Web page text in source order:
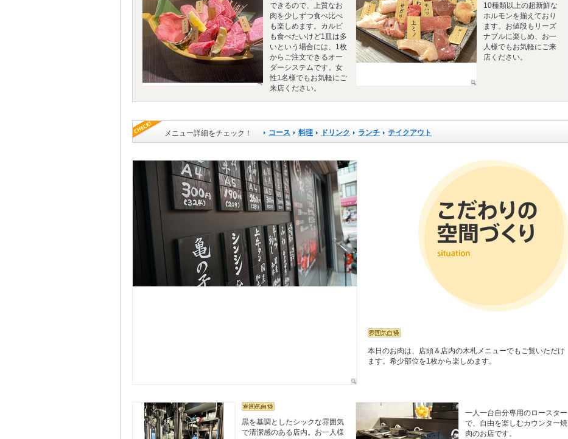
できるので、上質なお
肉を少しずつ食べ比べ
も楽しめます。カルビ
も食べたいけど1皿は多
いという場合には、1枚
からご注文できるオー
ダーシステムです。女
性1名様でもお気軽にご
来店ください。
10種類以上の超新鮮な
ホルモンを揃えており
ます。お値段もリーズ
ナブルに楽しめ、お一
人様でもお気軽にご来
店ください。
メニュー詳細をチェック！ コース 料理 ドリンク ランチ テイクアウト
本日のお肉は、店頭＆店内の木札メニューでもご覧いただけ
ます。希少部位を1枚から楽しめます。
黒を基調としたシックな雰囲気
で清潔感のある店内。お一人様
一人一台自分専用のロースター
で、自由を楽しむカウンター焼
肉のお店です。